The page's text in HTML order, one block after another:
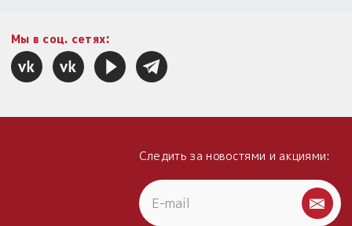
Мы в соц. сетях:
Следить за новостями и акциями: